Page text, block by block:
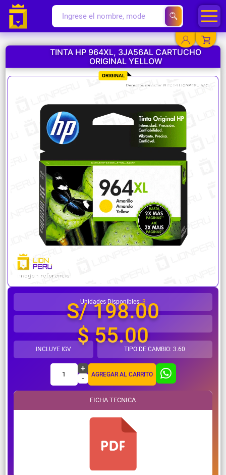
YA EXISTO
SOY NUEVO
¿Necesitas ayuda?
TINTA HP 964XL, 3JA56AL CARTUCHO
ORIGINAL YELLOW
ORIGINAL
Unidades Disponibles:3
S/ 198.00
$ 55.00
INCLUYE IGV TIPO DE CAMBIO: 3.60
1
+
-
AGREGAR AL CARRITO
FICHA TECNICA